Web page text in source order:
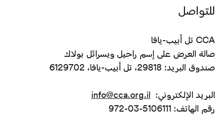
للتواصل
CCA تل أبيب-يافا
صالة العرض على إسم راحيل ويسرائل بولاك
صندوق البريد: 29818، تل أبيب-يافا، 6129702
البريد الإلكتروني: info@cca.org.il
رقم الهاتف: 5106111-03-972